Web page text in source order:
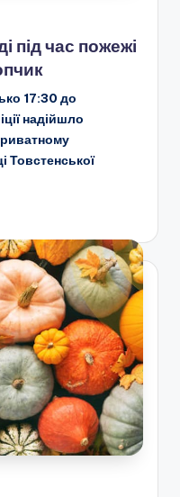
під час пожежі
17:30 до
надійшло
Товстенської